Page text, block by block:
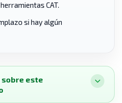
CAT.
si hay algún
este